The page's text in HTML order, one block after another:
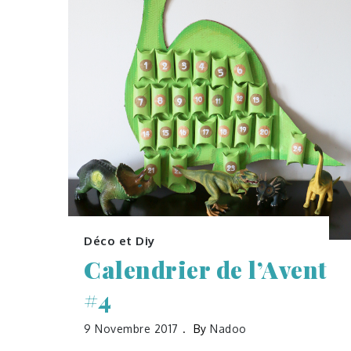
Déco et Diy
Calendrier de l’Avent
#4
9 Novembre 2017 By Nadoo